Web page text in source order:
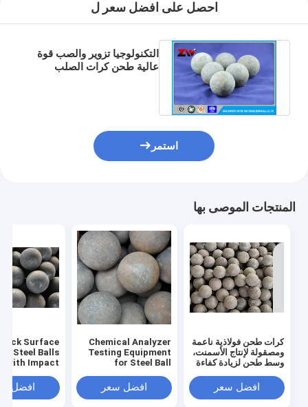
احصل على افضل سعر ل
التكنولوجيا تزوير والصب قوة
عالية طحن كرات الصلب
استمر
المنتجات الموصى بها
كرات طحن فولاذية ناعمة
ومصقولة لإنتاج الأسمنت،
وسط طحن لزيادة كفاءة
افضل سعر
Chemical Analyzer
Testing Equipment
for Steel Ball
Line Forging And
Rolling
افضل سعر
Surface
Steel Balls
with Impact
Breakage
1%
افضل